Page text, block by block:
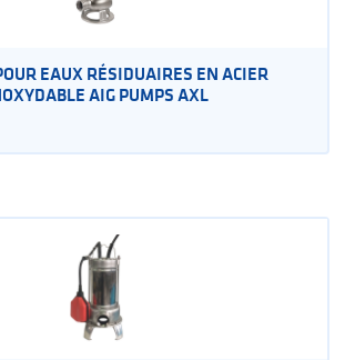
EAUX RÉSIDUAIRES EN ACIER
AIG PUMPS AXL